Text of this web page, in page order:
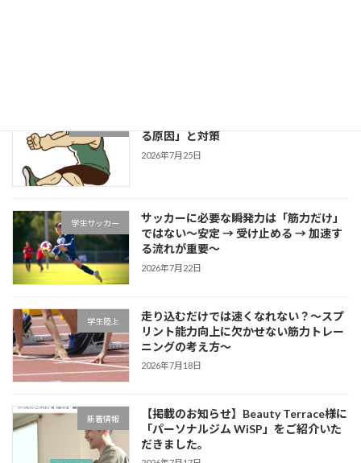
る原因」と対策
2026年7月25日
学生サッカー
サッカーに必要な瞬発力は「筋力だけ」
ではない～安定 → 受け止める → 加速す
る流れが重要～
2026年7月22日
学生陸上
走り込むだけでは速くなれない？～スプ
リント能力向上に欠かせない筋力トレー
ニングの考え方～
2026年7月18日
新着情報
【掲載のお知らせ】Beauty Terrace様に
「パーソナルジム WiSP」をご紹介いた
だきました。